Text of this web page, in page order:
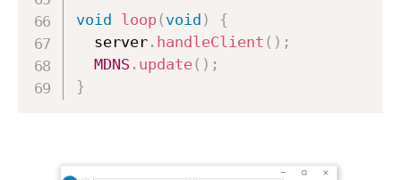
void loop( void )
{
  server
. handleClient ( ) ;
MDNS . update( ) ;
}